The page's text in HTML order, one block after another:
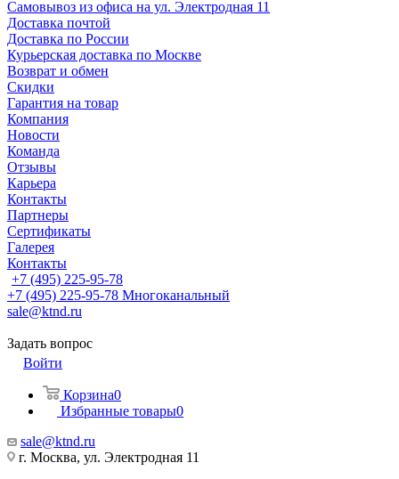
Самовывоз из офиса на ул. Электродная 11
Доставка почтой
Доставка по России
Курьерская доставка по Москве
Возврат и обмен
Скидки
Гарантия на товар
Компания
Новости
Команда
Отзывы
Карьера
Контакты
Партнеры
Сертификаты
Галерея
Контакты
+7 (495) 225-95-78
+7 (495) 225-95-78 Многоканальный
sale@ktnd.ru
Задать вопрос
Войти
Корзина0
Избранные товары0
sale@ktnd.ru
г. Москва, ул. Электродная 11